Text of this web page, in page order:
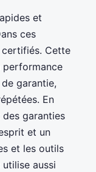
et
ces
certifiés. Cette
performance
garantie,
En
garanties
et un
et les outils
utilise aussi